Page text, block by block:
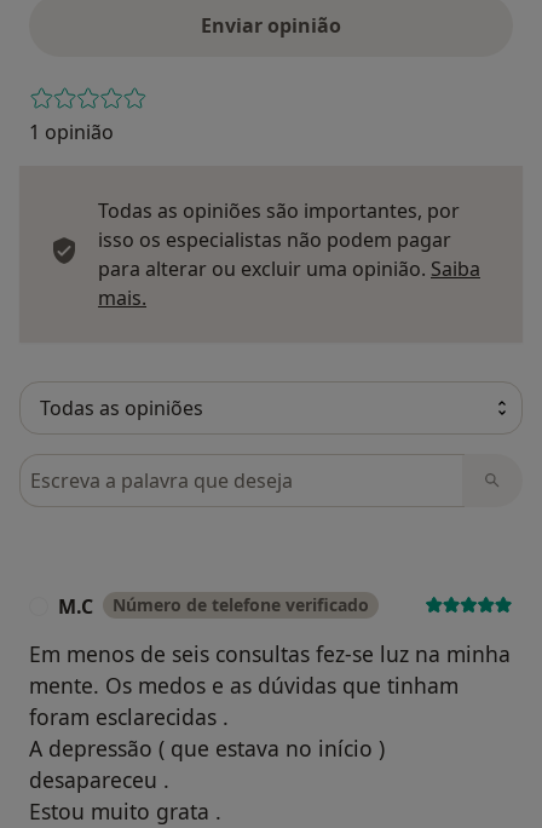
Enviar opinião
1 opinião
Todas as opiniões são importantes, por
isso os especialistas não podem pagar
para alterar ou excluir uma opinião. Saiba
mais.
Pesquisar em opiniões
M.C Número de telefone verificado
Em menos de seis consultas fez-se luz na minha
mente. Os medos e as dúvidas que tinham
foram esclarecidas .
A depressão ( que estava no início )
desapareceu .
Estou muito grata .